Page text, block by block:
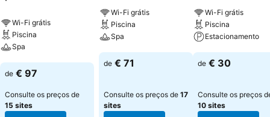
Wi-Fi grátis
Piscina
Spa
Ver preços
de € 97
Consulte os preços de
15 sites
Wi-Fi grátis
Piscina
Spa
Ver preços
de € 71
Consulte os preços de 17
sites
Wi-Fi grátis
Piscina
Estacionamento
Ver preços
de € 30
Consulte os preços
10 sites